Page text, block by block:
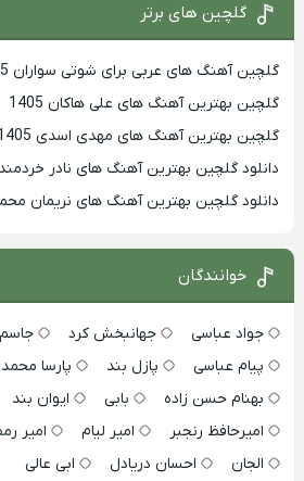
گلچین های برتر
گلچین آهنگ های عربی برای شوتی سواران 1405
گلچین بهترين آهنگ های علی هاکان 1405
گلچین بهترین آهنگ های مهدی اسدی 1405
دانلود گلچین بهترین آهنگ های نادر خردمند
دانلود گلچین بهترین آهنگ های نریمان
خوانندگان
جواد عباسی جهانبخش کرد
پیام عباسی
پازل بند پارسا
بهنام حسن زاده
بابی ایوان بند
امیرحافظ رنجبر
امیر لیام امیر
الجان
احسان دریادل
ابی عالی